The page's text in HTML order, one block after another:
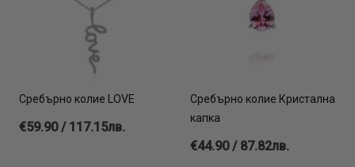
Сребърно колие LOVE
€59.90 / 117.15лв.
Сребърно колие Кристална
капка
€44.90 / 87.82лв.